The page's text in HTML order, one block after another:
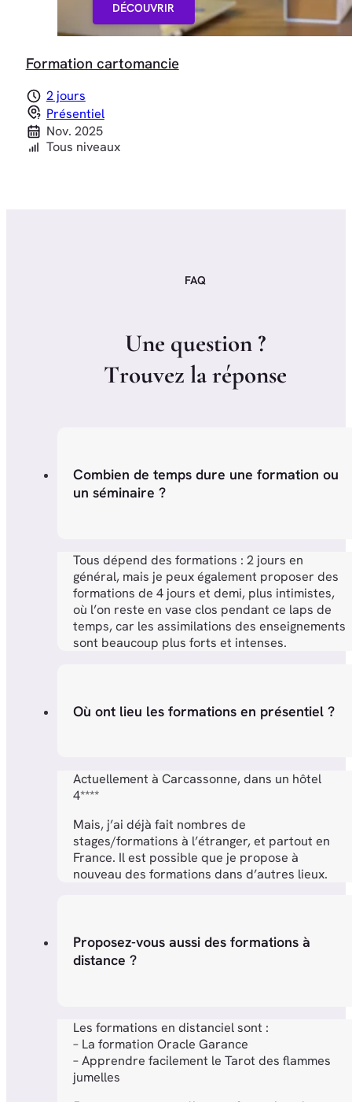
DÉCOUVRIR
Formation cartomancie
2 jours
Présentiel
Nov. 2025
Tous niveaux
FAQ
Une question ?
Trouvez laréponse
Combien de temps dure une formation ou
un séminaire ?
Tous dépend des formations : 2 jours en
général, mais je peux également proposer des
formations de 4 jours et demi, plus intimistes,
où l’on reste en vase clos pendant ce laps de
temps, car les assimilations des enseignements
sont beaucoup plus forts et intenses.
Où ont lieu les formations en présentiel ?
Actuellement à Carcassonne, dans un hôtel
4****
Mais, j’ai déjà fait nombres de
stages/formations à l’étranger, et partout en
France. Il est possible que je propose à
nouveau des formations dans d’autres lieux.
Proposez-vous aussi des formations à
distance ?
Les formations en distanciel sont :
– La formation Oracle Garance
– Apprendre facilement le Tarot des flammes
jumelles